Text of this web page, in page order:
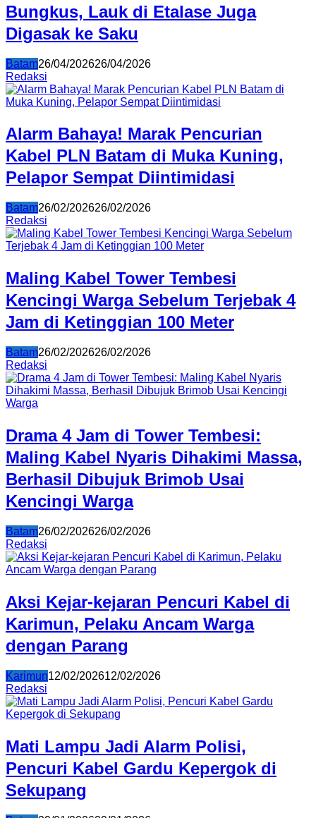
Bungkus, Lauk di Etalase Juga
Digasak ke Saku
Batam26/04/202626/04/2026
Redaksi
Alarm Bahaya! Marak Pencurian
Kabel PLN Batam di Muka Kuning,
Pelapor Sempat Diintimidasi
Batam26/02/202626/02/2026
Redaksi
Maling Kabel Tower Tembesi
Kencingi Warga Sebelum Terjebak 4
Jam di Ketinggian 100 Meter
Batam26/02/202626/02/2026
Redaksi
Drama 4 Jam di Tower Tembesi:
Maling Kabel Nyaris Dihakimi Massa,
Berhasil Dibujuk Brimob Usai
Kencingi Warga
Batam26/02/202626/02/2026
Redaksi
Aksi Kejar-kejaran Pencuri Kabel di
Karimun, Pelaku Ancam Warga
dengan Parang
Karimun12/02/202612/02/2026
Redaksi
Mati Lampu Jadi Alarm Polisi,
Pencuri Kabel Gardu Kepergok di
Sekupang